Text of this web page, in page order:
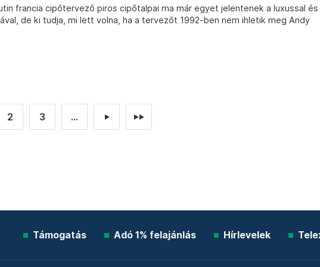
francia cipőtervező piros cipőtalpai ma már egyet jelentenek a luxussal és
de ki tudja, mi lett volna, ha a tervezőt 1992-ben nem ihletik meg Andy
2 3 ... ► ►►
Támogatás Adó 1% felajánlás Hírlevelek